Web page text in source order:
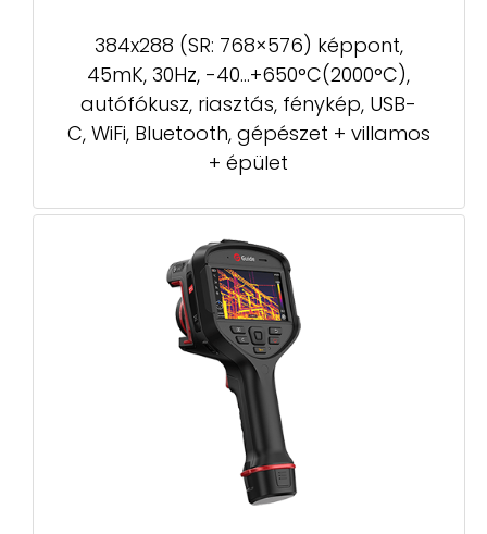
384x288 (SR: 768×576) képpont,
45mK, 30Hz, -40...+650°C(2000°C),
autófókusz, riasztás, fénykép, USB-
C, WiFi, Bluetooth, gépészet + villamos
+ épület